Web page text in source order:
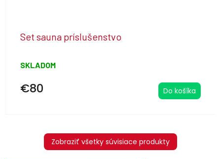
Set sauna príslušenstvo
SKLADOM
€80 Do košíka
Zobraziť všetky súvisiace produkty